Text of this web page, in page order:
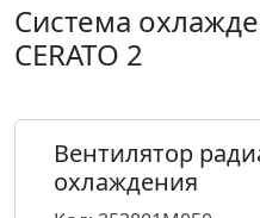
Система
CERATO 2
Вентилятор
охлаждения